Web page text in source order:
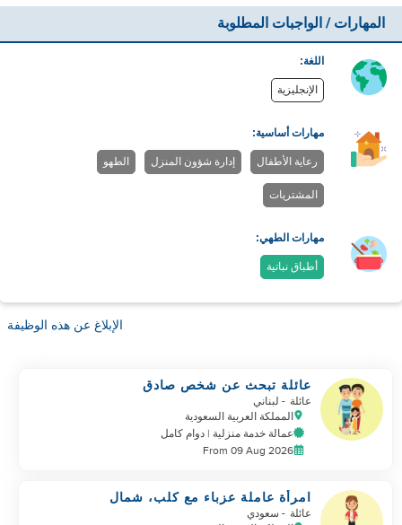
المهارات / الواجبات المطلوبة
اللغة:
الإنجليزية
مهارات أساسية:
رعاية الأطفال إدارة شؤون المنزل الطهو
المشتريات
مهارات الطهي:
أطباق نباتية
الإبلاغ عن هذه الوظيفة
عائلة تبحث عن شخص صادق
وطيب وعامل بجد
عائلة - لبناني
المملكة العربية السعودية
عمالة خدمة منزلية | دوام كامل
From 09 Aug 2026
امرأة عاملة عزباء مع كلب، شمال
الرياض
عائلة - سعودي